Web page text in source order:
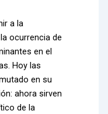
a la
ocurrencia de
en el
Hoy las
en su
ahora sirven
de la